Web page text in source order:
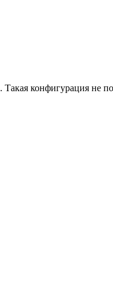
конфигурация не